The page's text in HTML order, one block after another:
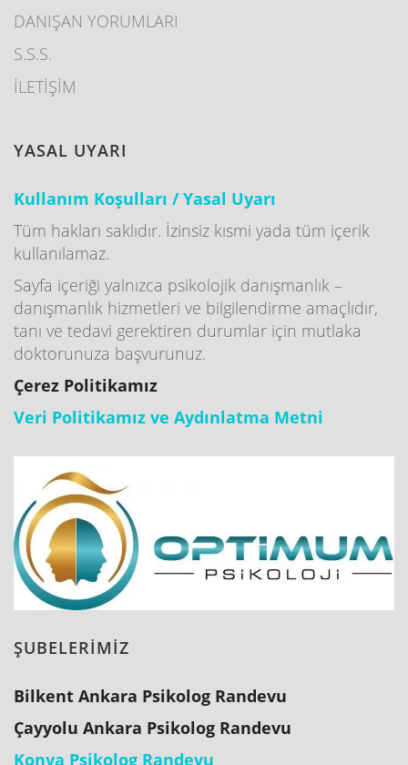
DANIŞAN YORUMLARI
S.S.S.
İLETİŞİM
YASAL UYARI
Kullanım Koşulları / Yasal Uyarı
Tüm hakları saklıdır. İzinsiz kısmi yada tüm içerik
kullanılamaz.
Sayfa içeriği yalnızca psikolojik danışmanlık –
danışmanlık hizmetleri ve bilgilendirme amaçlıdır,
tanı ve tedavi gerektiren durumlar için mutlaka
doktorunuza başvurunuz.
Çerez Politikamız
Veri Politikamız ve Aydınlatma Metni
ŞUBELERİMİZ
Bilkent Ankara Psikolog Randevu
Çayyolu Ankara Psikolog Randevu
Konya Psikolog Randevu